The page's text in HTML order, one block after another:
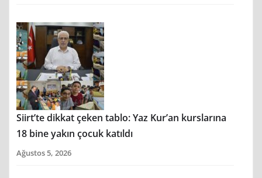
Siirt’te dikkat çeken tablo: Yaz Kur’an kurslarına
18 bine yakın çocuk katıldı
Ağustos 5, 2026